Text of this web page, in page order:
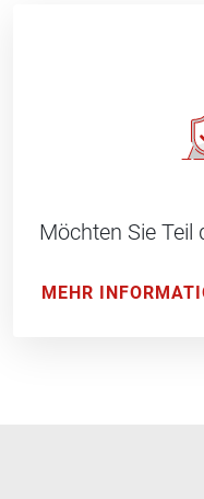
Möchten Sie Teil
MEHR